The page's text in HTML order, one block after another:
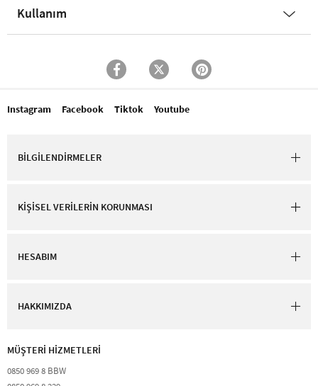
Kullanım
Instagram Facebook Tiktok Youtube
BİLGİLENDİRMELER
KİŞİSEL VERİLERİN KORUNMASI
HESABIM
HAKKIMIZDA
MÜŞTERİ HİZMETLERİ​
0850 969 8 BBW​